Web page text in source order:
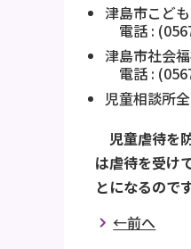
津島市こど
電話 :
津島市社会
電話 :
児童相談所
児童虐待を
は虐待を受け
とになるのです
←前へ